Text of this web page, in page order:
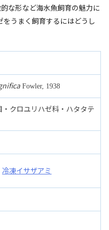
な形など海水魚飼育の魅力に
うまく飼育するにはどうし
Fowler, 1938
クロユリハゼ科・ハタタテ
冷凍イサザアミ